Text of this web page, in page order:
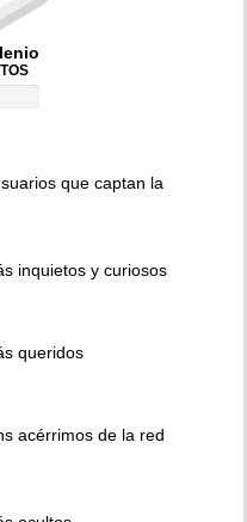
que captan la
inquietos y curiosos
queridos
acérrimos de la red